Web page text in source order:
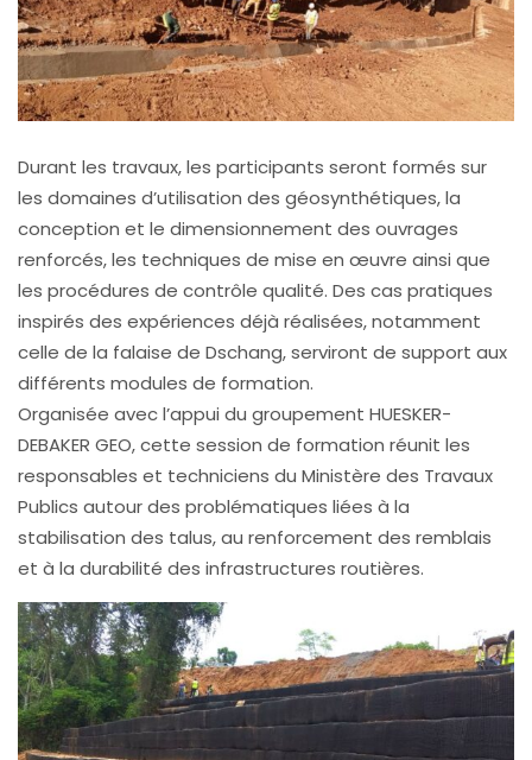
Durant les travaux, les participants seront formés sur
les domaines d’utilisation des géosynthétiques, la
conception et le dimensionnement des ouvrages
renforcés, les techniques de mise en œuvre ainsi que
les procédures de contrôle qualité. Des cas pratiques
inspirés des expériences déjà réalisées, notamment
celle de la falaise de Dschang, serviront de support aux
différents modules de formation.
Organisée avec l’appui du groupement HUESKER-
DEBAKER GEO, cette session de formation réunit les
responsables et techniciens du Ministère des Travaux
Publics autour des problématiques liées à la
stabilisation des talus, au renforcement des remblais
et à la durabilité des infrastructures routières.